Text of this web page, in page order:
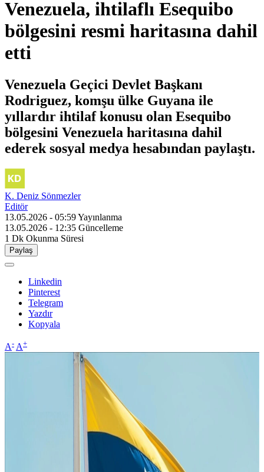
Venezuela, ihtilaflı Esequibo
bölgesini resmi haritasına dahil
etti
Venezuela Geçici Devlet Başkanı
Rodriguez, komşu ülke Guyana ile
yıllardır ihtilaf konusu olan Esequibo
bölgesini Venezuela haritasına dahil
ederek sosyal medya hesabından paylaştı.
K. Deniz Sönmezler
Editör
13.05.2026 - 05:59Yayınlanma
13.05.2026 - 12:35 Güncelleme
1 Dk Okunma Süresi
Paylaş
Linkedin
Pinterest
Telegram
Yazdır
Kopyala
A- A+